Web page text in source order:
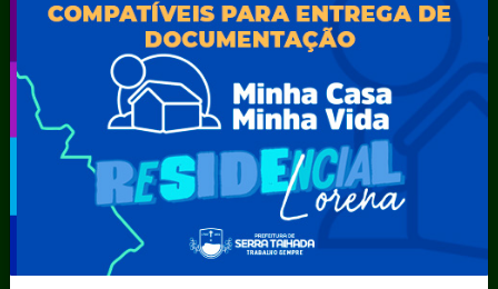
Gabinete do Vice-Prefeito
Instituto de Previdência Própria dos Servidores Públicos do
Município de Serra Talhada-IPPS
Obras e Infraestrutura
Procuradoria Geral do Município
Secretaria de Comunicação Social e Audiovisual
Secretaria de Desenvolvimento Econômico e Turismo
Secretaria de Iluminação Pública e Energia Elétrica
Secretaria Municipal da Mulher – SEMU
Secretaria Municipal de Administração – SAD
Secretaria Municipal de Agricultura e Recursos Hídricos –